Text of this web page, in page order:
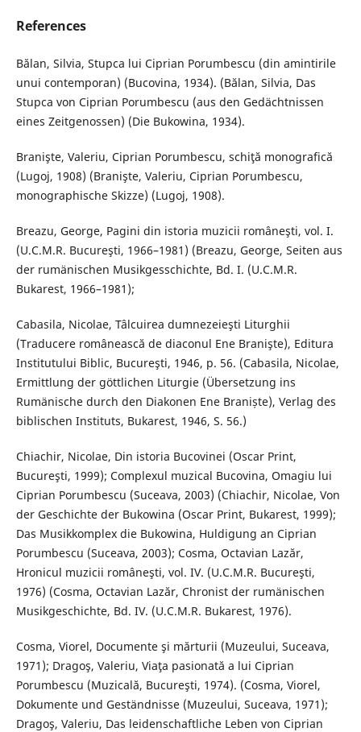
References
Bălan, Silvia, Stupca lui Ciprian Porumbescu (din amintirile
unui contemporan) (Bucovina, 1934). (Bălan, Silvia, Das
Stupca von Ciprian Porumbescu (aus den Gedächtnissen
eines Zeitgenossen) (Die Bukowina, 1934).
Branişte, Valeriu, Ciprian Porumbescu, schiţă monografică
(Lugoj, 1908) (Branişte, Valeriu, Ciprian Porumbescu,
monographische Skizze) (Lugoj, 1908).
Breazu, George, Pagini din istoria muzicii româneşti, vol. I.
(U.C.M.R. Bucureşti, 1966–1981) (Breazu, George, Seiten aus
der rumänischen Musikgesschichte, Bd. I. (U.C.M.R.
Bukarest, 1966–1981);
Cabasila, Nicolae, Tâlcuirea dumnezeieşti Liturghii
(Traducere românească de diaconul Ene Branişte), Editura
Institutului Biblic, Bucureşti, 1946, p. 56. (Cabasila, Nicolae,
Ermittlung der göttlichen Liturgie (Übersetzung ins
Rumänische durch den Diakonen Ene Braniște), Verlag des
biblischen Instituts, Bukarest, 1946, S. 56.)
Chiachir, Nicolae, Din istoria Bucovinei (Oscar Print,
Bucureşti, 1999); Complexul muzical Bucovina, Omagiu lui
Ciprian Porumbescu (Suceava, 2003) (Chiachir, Nicolae, Von
der Geschichte der Bukowina (Oscar Print, Bukarest, 1999);
Das Musikkomplex die Bukowina, Huldigung an Ciprian
Porumbescu (Suceava, 2003); Cosma, Octavian Lazăr,
Hronicul muzicii româneşti, vol. IV. (U.C.M.R. Bucureşti,
1976) (Cosma, Octavian Lazăr, Chronist der rumänischen
Musikgeschichte, Bd. IV. (U.C.M.R. Bukarest, 1976).
Cosma, Viorel, Documente şi mărturii (Muzeului, Suceava,
1971); Dragoş, Valeriu, Viaţa pasionată a lui Ciprian
Porumbescu (Muzicală, Bucureşti, 1974). (Cosma, Viorel,
Dokumente und Geständnisse (Muzeului, Suceava, 1971);
Dragoş, Valeriu, Das leidenschaftliche Leben von Ciprian